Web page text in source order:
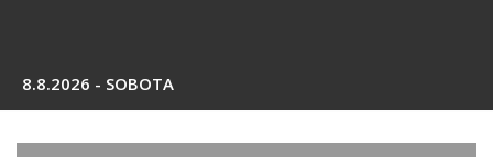
8.8.2026 - SOBOTA